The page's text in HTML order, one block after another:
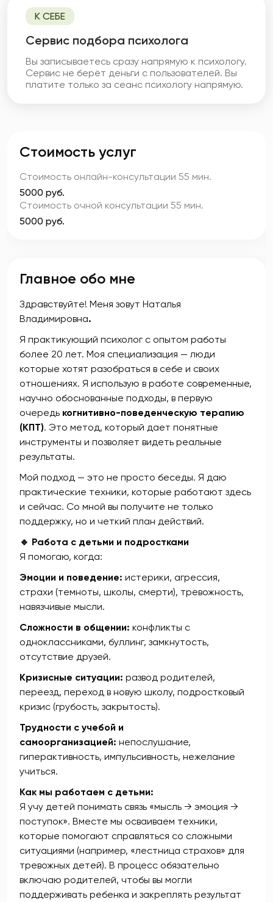
К СЕБЕ
Cервис подбора психолога
Вы записываетесь сразу напрямую к психологу.
Сервис не берёт деньги с пользователей. Вы
платите только за сеанс психологу напрямую.
Стоимость услуг
Стоимость онлайн-консультации 55 мин.
5000 руб.
Стоимость очной консультации 55 мин.
5000 руб.
Главное обо мне
Здравствуйте! Меня зовут Наталья
Владимировна.
Я практикующий психолог с опытом работы
более 20 лет. Моя специализация — люди
которые хотят разобраться в себе и своих
отношениях. Я использую в работе современные,
научно обоснованные подходы, в первую
очередь когнитивно-поведенческую терапию
(КПТ). Это метод, который дает понятные
инструменты и позволяет видеть реальные
результаты.
Мой подход — это не просто беседы. Я даю
практические техники, которые работают здесь
и сейчас. Со мной вы получите не только
поддержку, но и четкий план действий.
🔹 Работа с детьми и подростками
Я помогаю, когда:
Эмоции и поведение: истерики, агрессия,
страхи (темноты, школы, смерти), тревожность,
навязчивые мысли.
Сложности в общении: конфликты с
одноклассниками, буллинг, замкнутость,
отсутствие друзей.
Кризисные ситуации: развод родителей,
переезд, переход в новую школу, подростковый
кризис (грубость, закрытость).
Трудности с учебой и
самоорганизацией: непослушание,
гиперактивность, импульсивность, нежелание
учиться.
Как мы работаем с детьми:
Я учу детей понимать связь «мысль → эмоция →
поступок». Вместе мы осваиваем техники,
которые помогают справляться со сложными
ситуациями (например, «лестница страхов» для
тревожных детей). В процесс обязательно
включаю родителей, чтобы вы могли
поддерживать ребенка и закреплять результат